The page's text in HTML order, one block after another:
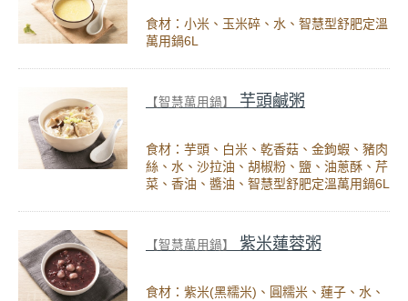
食材：小米、玉米碎、水、智慧型舒肥定溫
萬用鍋6L
【智慧萬用鍋】 芋頭鹹粥
食材：芋頭、白米、乾香菇、金鉤蝦、豬肉
絲、水、沙拉油、胡椒粉、鹽、油蔥酥、芹
菜、香油、醬油、智慧型舒肥定溫萬用鍋6L
【智慧萬用鍋】 紫米蓮蓉粥
食材：紫米(黑糯米)、圓糯米、蓮子、水、